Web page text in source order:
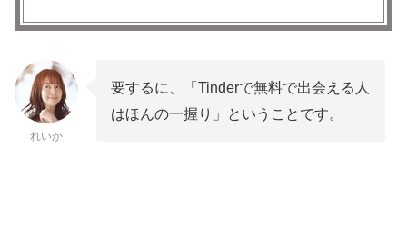
れいか
要するに、「Tinderで無料で出会える人
はほんの一握り」ということです。